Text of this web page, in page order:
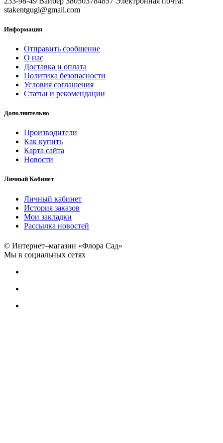
stakentgugl@gmail.com
Информация
Отправить сообщение
О нас
Доставка и оплата
Политика безопасности
Условия соглашения
Статьи и рекомендации
Дополнительно
Производители
Как купить
Карта сайта
Новости
Личный Кабинет
Личный кабинет
История заказов
Мои закладки
Рассылка новостей
© Интернет–магазин «Флора Сад»
Мы в социальных сетях